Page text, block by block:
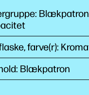
farve(r):
Blækpatron